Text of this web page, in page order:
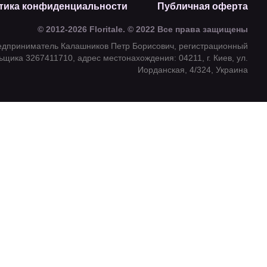
конфиденциальности Публичная оферта
© 2012-2026 Floritale. © 2022 Все права защищены
Калашников Петр Борисович, регистрационный
3267411710, адрес местонахождения: 04211, г. Киев, ул.
Иорданская, 4/324, Украина